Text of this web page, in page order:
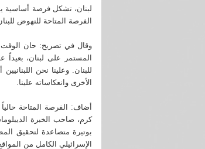
اللبناني في هذه اللجنة.
بوتيرة متصاعدة لتحقيق
وقف الإعتداءات
أضاف: إن هذا المسار
يوصل الى تفاهم ينطلق من
1949، وتأمين استقرار
بأمس الحاجة إليه.
لقاءات
وكان الرئيس ميقاتي
"جمعية العزم والسعادة
طرابلس، حيث استقبل وفوداً
مختلف المناطق عرضت له
رابطة مخاتير طرابلس
المخاتير.
لبنان، تشكل فرصة أساسية
الفرصة المتاحة للنهوض
وقال في تصريح: حان الوقت
المستمر على لبنان،
للبنان. وعلينا نحن
الأخرى وانعكاساته علينا.
أضاف: الفرصة المتاحة
كرم، صاحب الخبرة
بوتيرة متصاعدة لتحقيق
الإسرائيلي الكامل من